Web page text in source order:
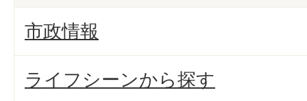
市政情報
ライフシーンから探す